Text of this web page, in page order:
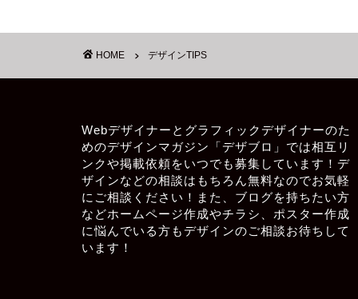
HOME デザインTIPS
Webデザイナーとグラフィックデザイナーのた
めのデザインマガジン「デザブロ」では相互リ
ンクや掲載依頼をいつでも募集しています！デ
ザインなどの相談はもちろん無料なのでお気軽
にご相談ください！また、ブログを持ちたい方
などホームページ作成やチラシ、ポスター作成
に悩んでいる方もデザインのご相談お待ちして
います！